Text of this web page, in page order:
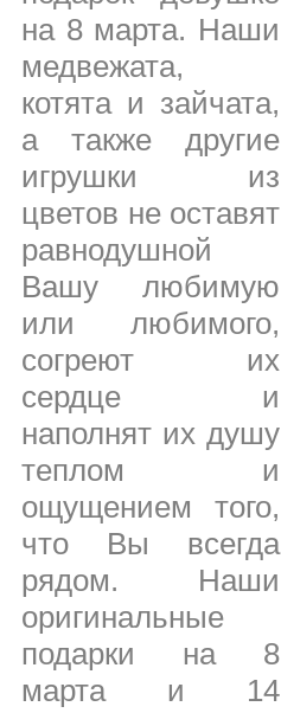
на 8 марта. Наши
медвежата,
котята и зайчата,
а также другие
игрушки из
цветов не оставят
равнодушной
Вашу любимую
или любимого,
согреют их
сердце и
наполнят их душу
теплом и
ощущением того,
что Вы всегда
рядом. Наши
оригинальные
подарки на 8
марта и 14